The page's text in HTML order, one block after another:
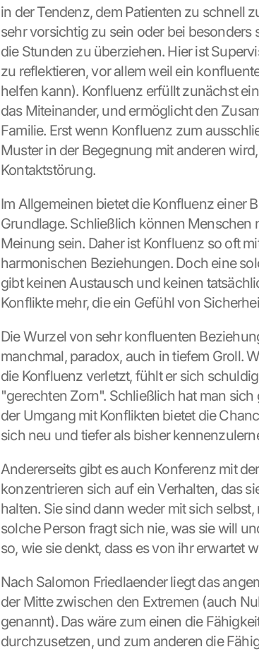
in der Tendenz, dem Patienten zu schnell
sehr vorsichtig zu sein oder bei
die Stunden zu überziehen. Hier ist
zu reflektieren, vor allem weil ein
helfen kann). Konfluenz erfüllt zunächst
das Miteinander, und ermöglicht den
Familie. Erst wenn Konfluenz zum
Muster in der Begegnung mit anderen
Kontaktstörung.
Im Allgemeinen bietet die Konfluenz einer
Grundlage. Schließlich können Menschen
Meinung sein. Daher ist Konfluenz so oft
harmonischen Beziehungen. Doch eine
gibt keinen Austausch und keinen
Konflikte mehr, die ein Gefühl von
Die Wurzel von sehr konfluenten
manchmal, paradox, auch in tiefem Groll.
die Konfluenz verletzt, fühlt er sich
"gerechten Zorn". Schließlich hat man
der Umgang mit Konflikten bietet die
sich neu und tiefer als bisher
Andererseits gibt es auch Konferenz mit
konzentrieren sich auf ein Verhalten, das
halten. Sie sind dann weder mit sich
solche Person fragt sich nie, was sie will
so, wie sie denkt, dass es von ihr erwartet
Nach Salomon Friedlaender liegt das
der Mitte zwischen den Extremen (auch
genannt). Das wäre zum einen die
durchzusetzen, und zum anderen die
e
n
,
o
u
a
r
e
e
t
h
e
o
a
d
g
o
f
t
h
e
G
g
l
M
a
p
.
D
a
t
a